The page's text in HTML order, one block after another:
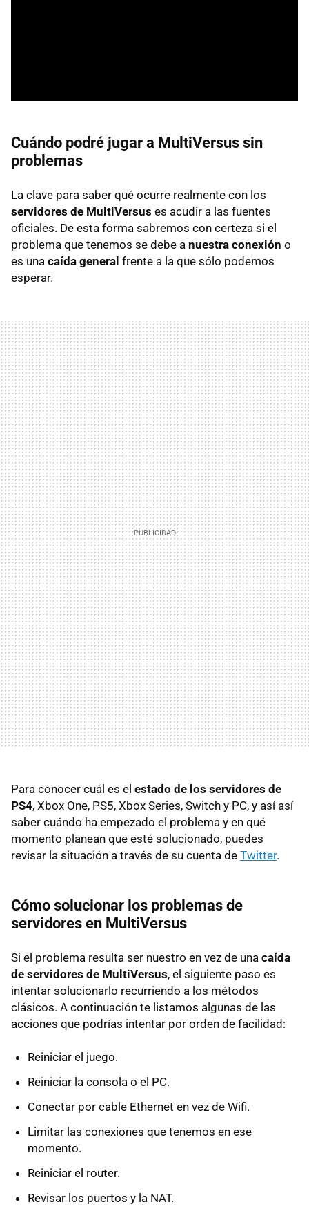
Cuándo podré jugar a MultiVersus sin
problemas
La clave para saber qué ocurre realmente con los
servidores de MultiVersus es acudir a las fuentes
oficiales. De esta forma sabremos con certeza si el
problema que tenemos se debe a nuestra conexión o
es una caída general frente a la que sólo podemos
esperar.
Para conocer cuál es el estado de los servidores de
PS4, Xbox One, PS5, Xbox Series, Switch y PC, y así así
saber cuándo ha empezado el problema y en qué
momento planean que esté solucionado, puedes
revisar la situación a través de su cuenta de Twitter.
Cómo solucionar los problemas de
servidores en MultiVersus
Si el problema resulta ser nuestro en vez de una caída
de servidores de MultiVersus, el siguiente paso es
intentar solucionarlo recurriendo a los métodos
clásicos. A continuación te listamos algunas de las
acciones que podrías intentar por orden de facilidad:
Reiniciar el juego.
Reiniciar la consola o el PC.
Conectar por cable Ethernet en vez de Wifi.
Limitar las conexiones que tenemos en ese
momento.
Reiniciar el router.
Revisar los puertos y la NAT.